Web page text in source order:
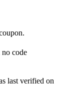
code
last verified on